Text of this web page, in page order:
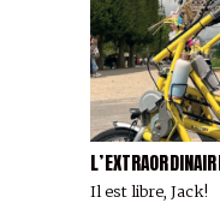
Il est libre, Jack!